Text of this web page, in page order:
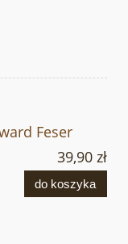
Feser
39,90 zł
do koszyka